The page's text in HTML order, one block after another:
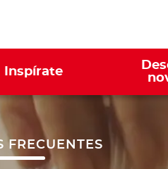
Inspírate
FRECUENTES